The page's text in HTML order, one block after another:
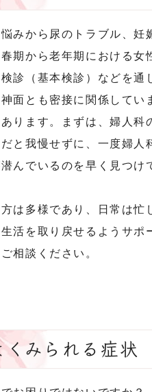
みから尿のトラブル、
期から老年期における
診（基本検診）などを
面とも密接に関係して
ります。まずは、婦人
と我慢せずに、一度婦
んでいるのを早く見つ
は多様であり、日常は
活を取り戻せるようサ
相談ください。
くみられる症状